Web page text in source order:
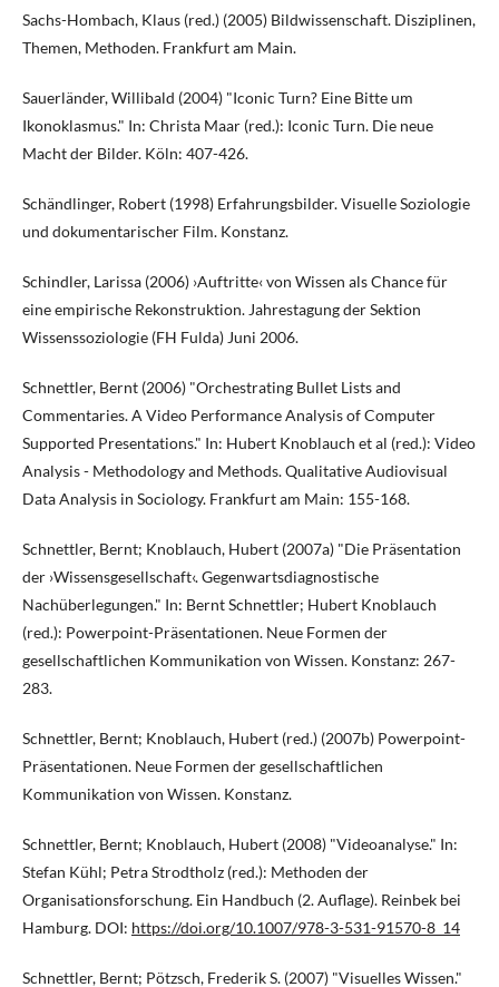
Sachs-Hombach, Klaus (red.) (2005) Bildwissenschaft. Disziplinen,
Themen, Methoden. Frankfurt am Main.
Sauerländer, Willibald (2004) "Iconic Turn? Eine Bitte um
Ikonoklasmus." In: Christa Maar (red.): Iconic Turn. Die neue
Macht der Bilder. Köln: 407-426.
Schändlinger, Robert (1998) Erfahrungsbilder. Visuelle Soziologie
und dokumentarischer Film. Konstanz.
Schindler, Larissa (2006) ›Auftritte‹ von Wissen als Chance für
eine empirische Rekonstruktion. Jahrestagung der Sektion
Wissenssoziologie (FH Fulda) Juni 2006.
Schnettler, Bernt (2006) "Orchestrating Bullet Lists and
Commentaries. A Video Performance Analysis of Computer
Supported Presentations." In: Hubert Knoblauch et al (red.): Video
Analysis - Methodology and Methods. Qualitative Audiovisual
Data Analysis in Sociology. Frankfurt am Main: 155-168.
Schnettler, Bernt; Knoblauch, Hubert (2007a) "Die Präsentation
der ›Wissensgesellschaft‹. Gegenwartsdiagnostische
Nachüberlegungen." In: Bernt Schnettler; Hubert Knoblauch
(red.): Powerpoint-Präsentationen. Neue Formen der
gesellschaftlichen Kommunikation von Wissen. Konstanz: 267-
283.
Schnettler, Bernt; Knoblauch, Hubert (red.) (2007b) Powerpoint-
Präsentationen. Neue Formen der gesellschaftlichen
Kommunikation von Wissen. Konstanz.
Schnettler, Bernt; Knoblauch, Hubert (2008) "Videoanalyse." In:
Stefan Kühl; Petra Strodtholz (red.): Methoden der
Organisationsforschung. Ein Handbuch (2. Auflage). Reinbek bei
Hamburg. DOI: https://doi.org/10.1007/978-3-531-91570-8_14
Schnettler, Bernt; Pötzsch, Frederik S. (2007) "Visuelles Wissen."